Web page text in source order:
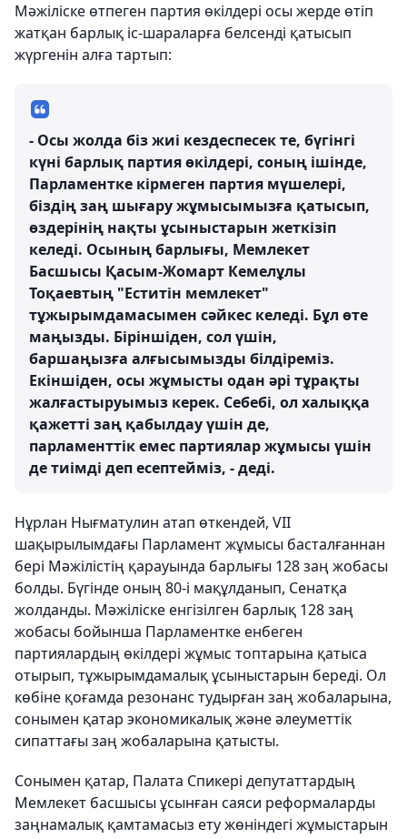
Мәжіліске өтпеген партия өкілдері осы жерде өтіп
жатқан барлық іс-шараларға белсенді қатысып
жүргенін алға тартып:
- Осы жолда біз жиі кездеспесек те, бүгінгі
күні барлық партия өкілдері, соның ішінде,
Парламентке кірмеген партия мүшелері,
біздің заң шығару жұмысымызға қатысып,
өздерінің нақты ұсыныстарын жеткізіп
келеді. Осының барлығы, Мемлекет
Басшысы Қасым-Жомарт Кемелұлы
Тоқаевтың "Еститін мемлекет"
тұжырымдамасымен сәйкес келеді. Бұл өте
маңызды. Біріншіден, сол үшін,
баршаңызға алғысымызды білдіреміз.
Екіншіден, осы жұмысты одан әрі тұрақты
жалғастыруымыз керек. Себебі, ол халыққа
қажетті заң қабылдау үшін де,
парламенттік емес партиялар жұмысы үшін
де тиімді деп есептейміз, - деді.
Нұрлан Нығматулин атап өткендей, VII
шақырылымдағы Парламент жұмысы басталғаннан
бері Мәжілістің қарауында барлығы 128 заң жобасы
болды. Бүгінде оның 80-і мақұлданып, Сенатқа
жолданды. Мәжіліске енгізілген барлық 128 заң
жобасы бойынша Парламентке енбеген
партиялардың өкілдері жұмыс топтарына қатыса
отырып, тұжырымдамалық ұсыныстарын береді. Ол
көбіне қоғамда резонанс тудырған заң жобаларына,
сонымен қатар экономикалық және әлеуметтік
сипаттағы заң жобаларына қатысты.
Сонымен қатар, Палата Спикері депутаттардың
Мемлекет басшысы ұсынған саяси реформаларды
заңнамалық қамтамасыз ету жөніндегі жұмыстарын